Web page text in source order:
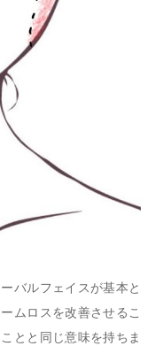
バルフェイスが基本と
ムロスを改善させるこ
とと同じ意味を持ちま